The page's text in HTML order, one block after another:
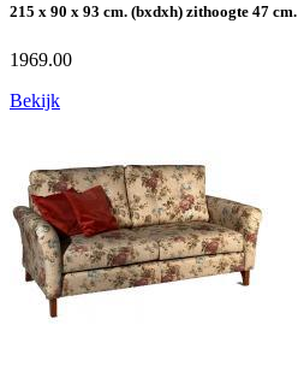
215 x 90 x 93 cm. (bxdxh) zithoogte 47 cm.
1969.00
Bekijk